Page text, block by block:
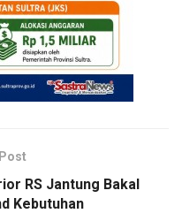
RS Jantung Bakal
Kebutuhan